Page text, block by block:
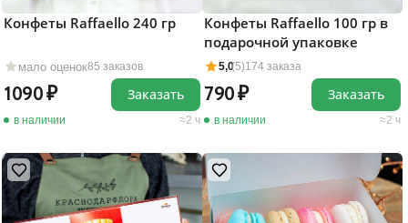
мало оценок85 заказов
Конфеты Raffaello 240 гр
1090
в наличии 2 ч
Заказать
5,0(5)174 заказа
Конфеты Raffaello 100 гр в
подарочной упаковке
790
в наличии 2 ч
Заказать